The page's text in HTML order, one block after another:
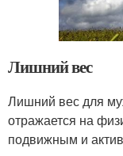
Лишний вес
Лишний вес для
отражается на
подвижным и